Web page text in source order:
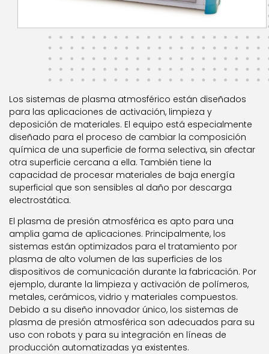
Los sistemas de plasma atmosférico están diseñados
para las aplicaciones de activación, limpieza y
deposición de materiales. El equipo está especialmente
diseñado para el proceso de cambiar la composición
química de una superficie de forma selectiva, sin afectar
otra superficie cercana a ella. También tiene la
capacidad de procesar materiales de baja energía
superficial que son sensibles al daño por descarga
electrostática.
El plasma de presión atmosférica es apto para una
amplia gama de aplicaciones. Principalmente, los
sistemas están optimizados para el tratamiento por
plasma de alto volumen de las superficies de los
dispositivos de comunicación durante la fabricación. Por
ejemplo, durante la limpieza y activación de polímeros,
metales, cerámicos, vidrio y materiales compuestos.
Debido a su diseño innovador único, los sistemas de
plasma de presión atmosférica son adecuados para su
uso con robots y para su integración en líneas de
producción automatizadas ya existentes.